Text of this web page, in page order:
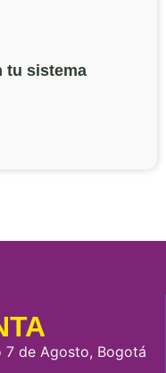
tu sistema
de Agosto, Bogotá